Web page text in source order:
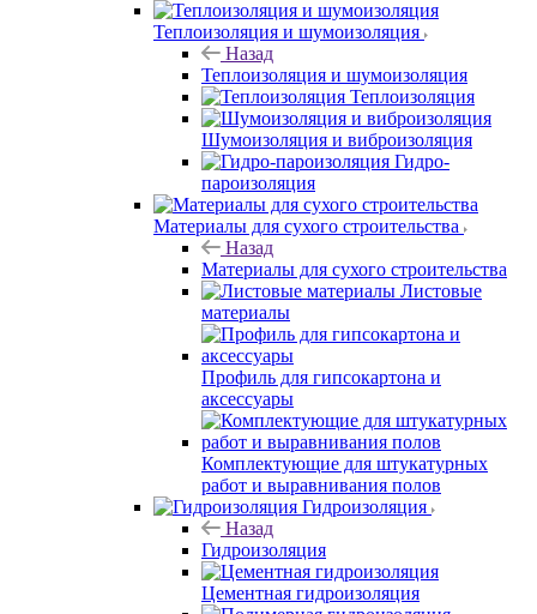
Теплоизоляция и шумоизоляция
Назад
Теплоизоляция и шумоизоляция
Теплоизоляция
Шумоизоляция и виброизоляция
Гидро-
пароизоляция
Материалы для сухого строительства
Назад
Материалы для сухого строительства
Листовые
материалы
Профиль для гипсокартона и
аксессуары
Комплектующие для штукатурных
работ и выравнивания полов
Гидроизоляция
Назад
Гидроизоляция
Цементная гидроизоляция